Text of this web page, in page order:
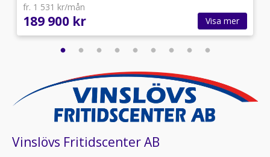
fr. 1 531 kr/mån
189 900 kr Visa mer
Vinslövs Fritidscenter AB